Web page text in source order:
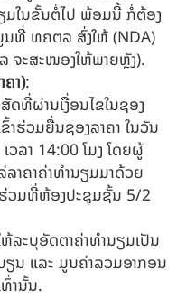
ມໃນຂັ້ນຕໍ່ໄປ ພ້ອມນີ້ ກໍ່ຕ້ອງ
ນທີ່ ທຄຕລ ສົ່ງໃຫ້ (NDA)
ຈະສະໜອງໃຫ້ພາຍຫຼັງ).
າ):
ດທີ່ຜ່ານເງື່ອນໄຂໃນຊອງ
າຮ່ວມຍື່ນຊອງລາຄາ ໃນວັນ
ລາ 14:00 ໂມງ ໂດຍຜູ້
າຄາຄ່າທຳນຽມມາດ້ວຍ
ຮ່ວມທີ່ຫ້ອງປະຊຸມຊັ້ນ 5/2
ລະບຸອັດຕາຄ່າທໍານຽມເປັນ
ນ ແລະ ມູນຄ່າລວມອາກອນ
ານັ້ນ.